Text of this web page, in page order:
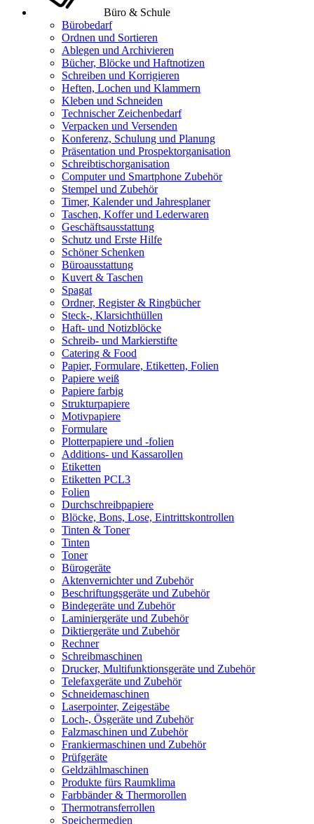
Büro & Schule
Bürobedarf
Ordnen und Sortieren
Ablegen und Archivieren
Bücher, Blöcke und Haftnotizen
Schreiben und Korrigieren
Heften, Lochen und Klammern
Kleben und Schneiden
Technischer Zeichenbedarf
Verpacken und Versenden
Konferenz, Schulung und Planung
Präsentation und Prospektorganisation
Schreibtischorganisation
Computer und Smartphone Zubehör
Stempel und Zubehör
Timer, Kalender und Jahresplaner
Taschen, Koffer und Lederwaren
Geschäftsausstattung
Schutz und Erste Hilfe
Schöner Schenken
Büroausstattung
Kuvert & Taschen
Spagat
Ordner, Register & Ringbücher
Steck-, Klarsichthüllen
Haft- und Notizblöcke
Schreib- und Markierstifte
Catering & Food
Papier, Formulare, Etiketten, Folien
Papiere weiß
Papiere farbig
Strukturpapiere
Motivpapiere
Formulare
Plotterpapiere und -folien
Additions- und Kassarollen
Etiketten
Etiketten PCL3
Folien
Durchschreibpapiere
Blöcke, Bons, Lose, Eintrittskontrollen
Tinten & Toner
Tinten
Toner
Bürogeräte
Aktenvernichter und Zubehör
Beschriftungsgeräte und Zubehör
Bindegeräte und Zubehör
Laminiergeräte und Zubehör
Diktiergeräte und Zubehör
Rechner
Schreibmaschinen
Drucker, Multifunktionsgeräte und Zubehör
Telefaxgeräte und Zubehör
Schneidemaschinen
Laserpointer, Zeigestäbe
Loch-, Ösgeräte und Zubehör
Falzmaschinen und Zubehör
Frankiermaschinen und Zubehör
Prüfgeräte
Geldzählmaschinen
Produkte fürs Raumklima
Farbbänder & Thermorollen
Thermotransferrollen
Speichermedien